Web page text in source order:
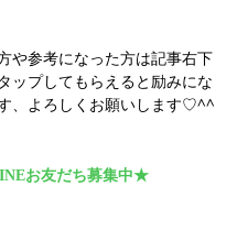
や参考になった方は記事右下
ップしてもらえると励みにな
、よろしくお願いします♡^^
お友だち募集中★